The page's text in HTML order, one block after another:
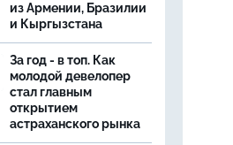
из Армении, Бразилии
и Кыргызстана
За год - в топ. Как
молодой девелопер
стал главным
открытием
астраханского рынка